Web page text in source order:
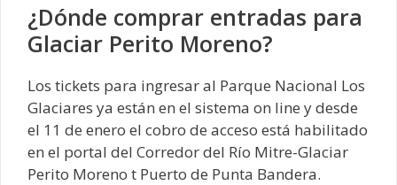
¿Dónde comprar entradas para
Glaciar Perito Moreno?
Los tickets para ingresar al Parque Nacional Los
Glaciares ya están en el sistema on line y desde
el 11 de enero el cobro de acceso está habilitado
en el portal del Corredor del Río Mitre-Glaciar
Perito Moreno t Puerto de Punta Bandera.